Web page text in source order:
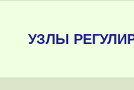
УЗЛЫ